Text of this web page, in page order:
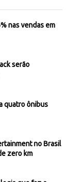
nas vendas em
serão
quatro ônibus
no Brasil
zero km